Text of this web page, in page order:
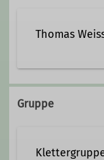
Thomas
Ämter
Gruppe